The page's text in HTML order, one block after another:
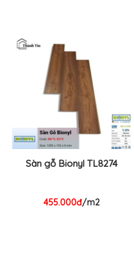
Sàn gỗ Bionyl TL8274
455.000đ/m2